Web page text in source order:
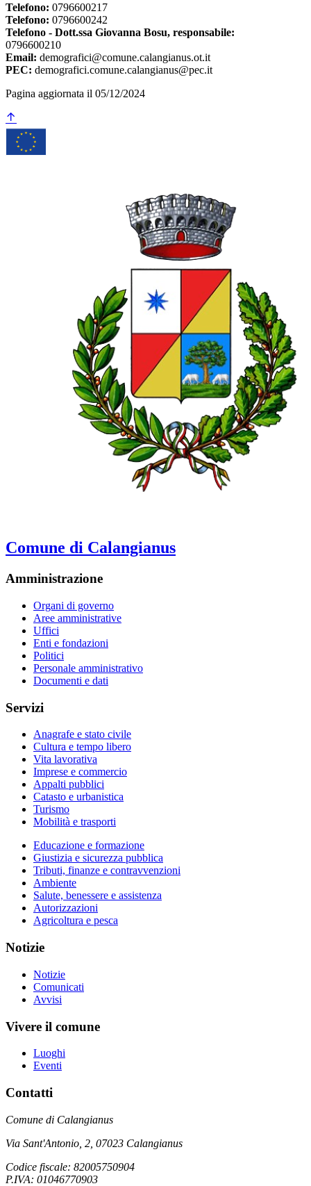
Telefono: 0796600217
Telefono: 0796600242
Telefono - Dott.ssa Giovanna Bosu, responsabile:
0796600210
Email: demografici@comune.calangianus.ot.it
PEC: demografici.comune.calangianus@pec.it
Pagina aggiornata il 05/12/2024
Comune di Calangianus
Amministrazione
Organi di governo
Aree amministrative
Uffici
Enti e fondazioni
Politici
Personale amministrativo
Documenti e dati
Servizi
Anagrafe e stato civile
Cultura e tempo libero
Vita lavorativa
Imprese e commercio
Appalti pubblici
Catasto e urbanistica
Turismo
Mobilità e trasporti
Educazione e formazione
Giustizia e sicurezza pubblica
Tributi, finanze e contravvenzioni
Ambiente
Salute, benessere e assistenza
Autorizzazioni
Agricoltura e pesca
Notizie
Notizie
Comunicati
Avvisi
Vivere il comune
Luoghi
Eventi
Contatti
Comune di Calangianus
Via Sant'Antonio, 2, 07023 Calangianus
Codice fiscale: 82005750904
P.IVA: 01046770903